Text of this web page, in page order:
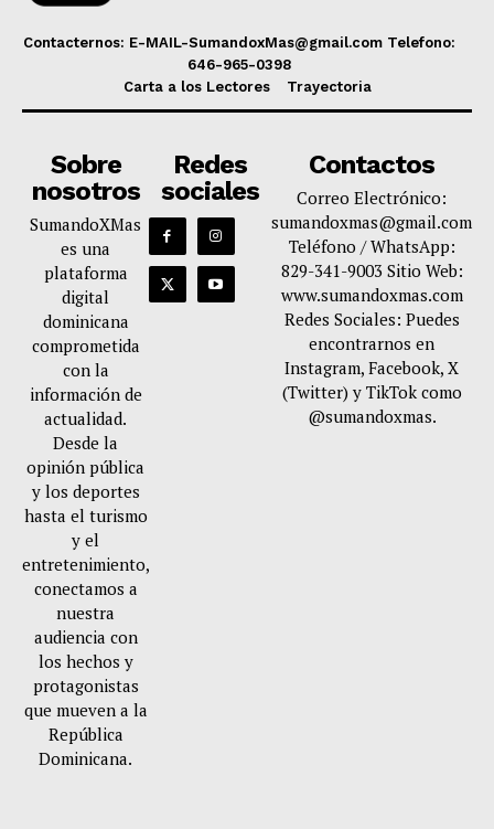
Contacternos: E-MAIL-SumandoxMas@gmail.com Telefono:
646-965-0398
Carta a los Lectores
Trayectoria
Sobre
nosotros
SumandoXMas
es una
plataforma
digital
dominicana
comprometida
con la
información de
actualidad.
Desde la
opinión pública
y los deportes
hasta el turismo
y el
entretenimiento,
conectamos a
nuestra
audiencia con
los hechos y
protagonistas
que mueven a la
República
Dominicana.
Redes
sociales
Contactos
Correo Electrónico:
sumandoxmas@gmail.com
Teléfono / WhatsApp:
829-341-9003 Sitio Web:
www.sumandoxmas.com
Redes Sociales: Puedes
encontrarnos en
Instagram, Facebook, X
(Twitter) y TikTok como
@sumandoxmas.